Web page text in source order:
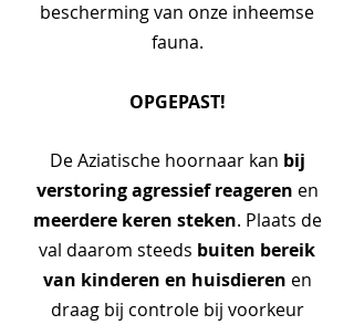
bescherming van onze inheemse
fauna.
OPGEPAST!
De Aziatische hoornaar kan bij
verstoring agressief reageren en
meerdere keren steken. Plaats de
val daarom steeds buiten bereik
van kinderen en huisdieren en
draag bij controle bij voorkeur